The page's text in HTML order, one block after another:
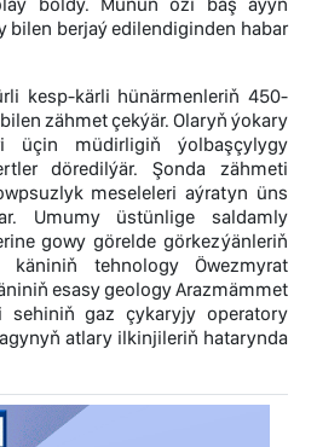
bilen berjaý edilendiginden habar
kesp-kärli hünärmenleriň 450-
zähmet çekýär. Olaryň ýokary
üçin müdirligiň ýolbaşçylygy
döredilýär. Şonda zähmeti
meseleleri aýratyn üns
Umumy üstünlige saldamly
gowy görelde görkezýänleriň
käniniň tehnology Öwezmyrat
esasy geology Arazmämmet
sehiniň gaz çykaryjy operatory
atlary ilkinjileriň hatarynda